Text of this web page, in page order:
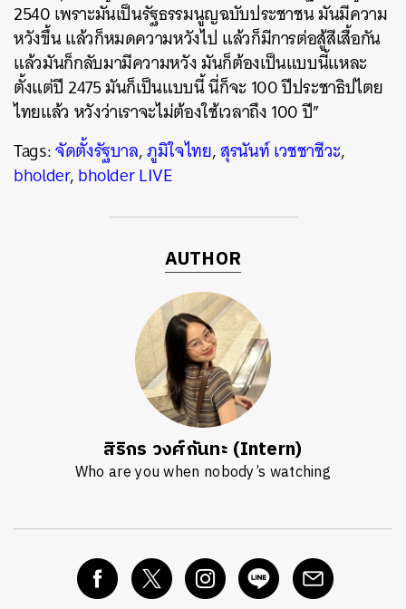
2540 เพราะมันเป็นรัฐธรรมนูญฉบับประชาชน มันมีความ
หวังขึ้น แล้วก็หมดความหวังไป แล้วก็มีการต่อสู้สีเสื้อกัน
แล้วมันก็กลับมามีความหวัง มันก็ต้องเป็นแบบนี้แหละ
ตั้งแต่ปี 2475 มันก็เป็นแบบนี้ นี่ก็จะ 100 ปีประชาธิปไตย
ไทยแล้ว หวังว่าเราจะไม่ต้องใช้เวลาถึง 100 ปี”
Tags:จัดตั้งรัฐบาล,ภูมิใจไทย,สุรนันท์ เวชชาชีวะ,
bholder,bholder LIVE
AUTHOR
สิริกร วงศ์กันทะ (Intern)
Who are you when nobody’s watching